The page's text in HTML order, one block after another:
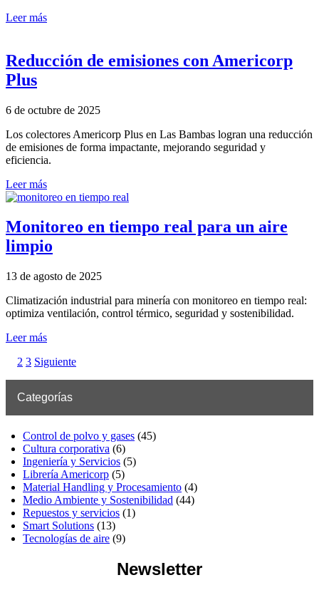
Leer más
Reducción de emisiones con Americorp
Plus
6 de octubre de 2025
Los colectores Americorp Plus en Las Bambas logran una reducción
de emisiones de forma impactante, mejorando seguridad y
eficiencia.
Leer más
Monitoreo en tiempo real para un aire
limpio
13 de agosto de 2025
Climatización industrial para minería con monitoreo en tiempo real:
optimiza ventilación, control térmico, seguridad y sostenibilidad.
Leer más
2 3 Siguiente
Categorías
Control de polvo y gases (45)
Cultura corporativa (6)
Ingeniería y Servicios (5)
Librería Americorp (5)
Material Handling y Procesamiento (4)
Medio Ambiente y Sostenibilidad (44)
Repuestos y servicios (1)
Smart Solutions (13)
Tecnologías de aire (9)
Newsletter